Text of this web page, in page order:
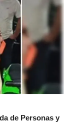
de Personas y